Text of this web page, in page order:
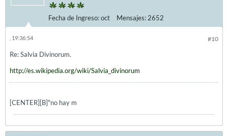
Fecha de Ingreso:oct Mensajes: 2652
#10
, 19:36:54
Re: Salvia Divinorum.
http://es.wikipedia.org/wiki/Salvia_divinorum
[CENTER][B]"no hay m